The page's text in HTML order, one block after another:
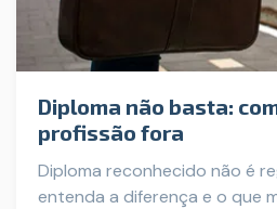
Diploma não basta:
profissão fora
Diploma reconhecido não é
entenda a diferença e o que